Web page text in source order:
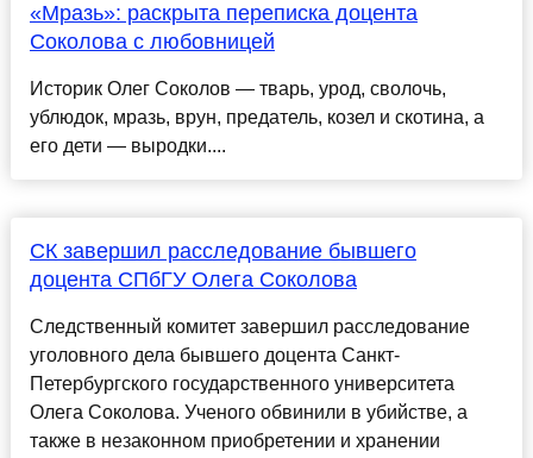
«Мразь»: раскрыта переписка доцента
Соколова с любовницей
Историк Олег Соколов — тварь, урод, сволочь,
ублюдок, мразь, врун, предатель, козел и скотина, а
его дети — выродки....
СК завершил расследование бывшего
доцента СПбГУ Олега Соколова
Следственный комитет завершил расследование
уголовного дела бывшего доцента Санкт-
Петербургского государственного университета
Олега Соколова. Ученого обвинили в убийстве, а
также в незаконном приобретении и хранении